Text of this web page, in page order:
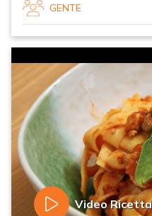
GENTE
Video Ricetta